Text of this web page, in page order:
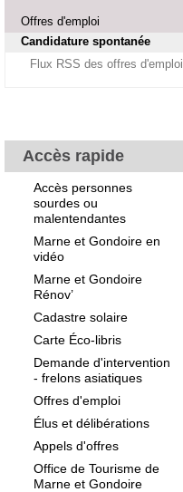
Offres d'emploi
Candidature spontanée
Flux RSS des offres d'emploi
Accès rapide
Accès personnes
sourdes ou
malentendantes
Marne et Gondoire en
vidéo
Marne et Gondoire
Rénov’
Cadastre solaire
Carte Éco-libris
Demande d'intervention
- frelons asiatiques
Offres d'emploi
Élus et délibérations
Appels d'offres
Office de Tourisme de
Marne et Gondoire